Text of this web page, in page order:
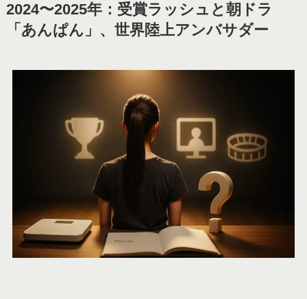
2024〜2025年：受賞ラッシュと朝ドラ
「あんぱん」、世界陸上アンバサダー